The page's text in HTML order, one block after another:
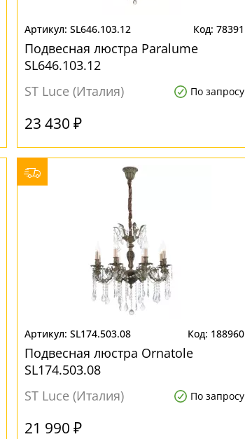
SL646.103.12 78391
Подвесная люстра Paralume
SL646.103.12
ST Luce (Италия)
По запросу
23 430 ₽
SL174.503.08 188960
Подвесная люстра Ornatole
SL174.503.08
ST Luce (Италия)
По запросу
21 990 ₽